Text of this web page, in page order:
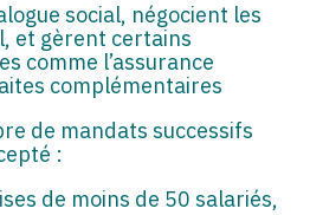
social, négocient les
et gèrent certains
comme l’assurance
complémentaires
de mandats successifs
:
de moins de 50 salariés,